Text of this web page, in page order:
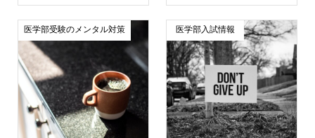
医学部受験のメンタル対策 医学部入試情報